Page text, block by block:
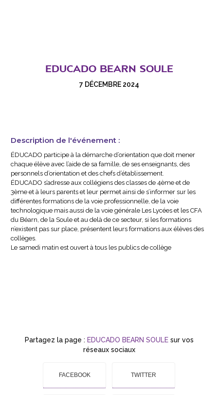
EDUCADO BEARN SOULE
7 DÉCEMBRE 2024
Description de l'événement :
ÉDUCADO participe à la démarche d’orientation que doit mener
chaque élève avec l’aide de sa famille, de ses enseignants, des
personnels d’orientation et des chefs d’établissement.
ÉDUCADO s’adresse aux collégiens des classes de 4ème et de
3ème et à leurs parents et leur permet ainsi de s’informer sur les
différentes formations de la voie professionnelle, de la voie
technologique mais aussi de la voie générale Les Lycées et les CFA
du Béarn, de la Soule et au delà de ce secteur, si les formations
n’existent pas sur place, présentent leurs formations aux élèves des
collèges.
Le samedi matin est ouvert à tous les publics de collège
Partagez la page : EDUCADO BEARN SOULEsur vos
réseaux sociaux
FACEBOOK TWITTER